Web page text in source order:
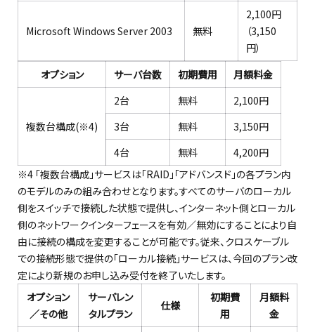
Microsoft Windows Server 2003 無料
2,100円
（3,150
円）
オプション
サーバ台数 初期費用 月額料金
複数台構成(※4)
2台 無料
2,100円
3台
無料
3,150円
4台
無料
4,200円
※4 「複数台構成」サービスは「RAID」「アドバンスド」の各プラン内
のモデルのみの組み合わせとなります。すべてのサーバのローカル
側をスイッチで接続した状態で提供し、インターネット側とローカル
側のネットワークインターフェースを有効／無効にすることにより自
由に接続の構成を変更することが可能です。従来、クロスケーブル
での接続形態で提供の「ローカル接続」サービスは、今回のプラン改
定により新規のお申し込み受付を終了いたします。
オプション
／その他
サーバレン
タルプラン
仕様
初期費
用
月額料
金